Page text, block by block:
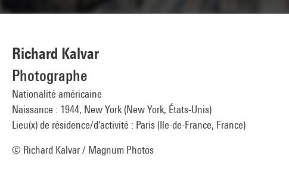
Richard Kalvar
Photographe
Nationalité américaine
Naissance : 1944, New York (New York, États-Unis)
Lieu(x) de résidence/d'activité : Paris (Ile-de-France, France)
© Richard Kalvar / Magnum Photos